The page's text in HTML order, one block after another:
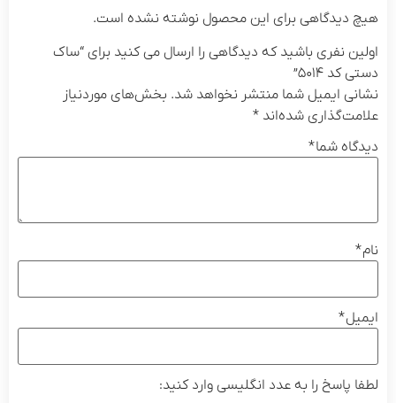
هیچ دیدگاهی برای این محصول نوشته نشده است.
اولین نفری باشید که دیدگاهی را ارسال می کنید برای “ساک
دستی کد ۵۰۱۴”
نشانی ایمیل شما منتشر نخواهد شد. بخش‌های موردنیاز
علامت‌گذاری شده‌اند*
دیدگاه شما*
نام*
ایمیل*
لطفا پاسخ را به عدد انگلیسی وارد کنید: